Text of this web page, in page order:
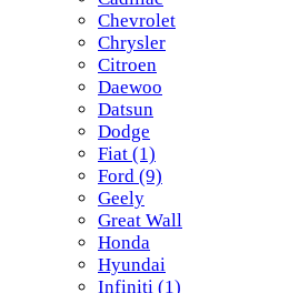
Chevrolet
Chrysler
Citroen
Daewoo
Datsun
Dodge
Fiat (1)
Ford (9)
Geely
Great Wall
Honda
Hyundai
Infiniti (1)